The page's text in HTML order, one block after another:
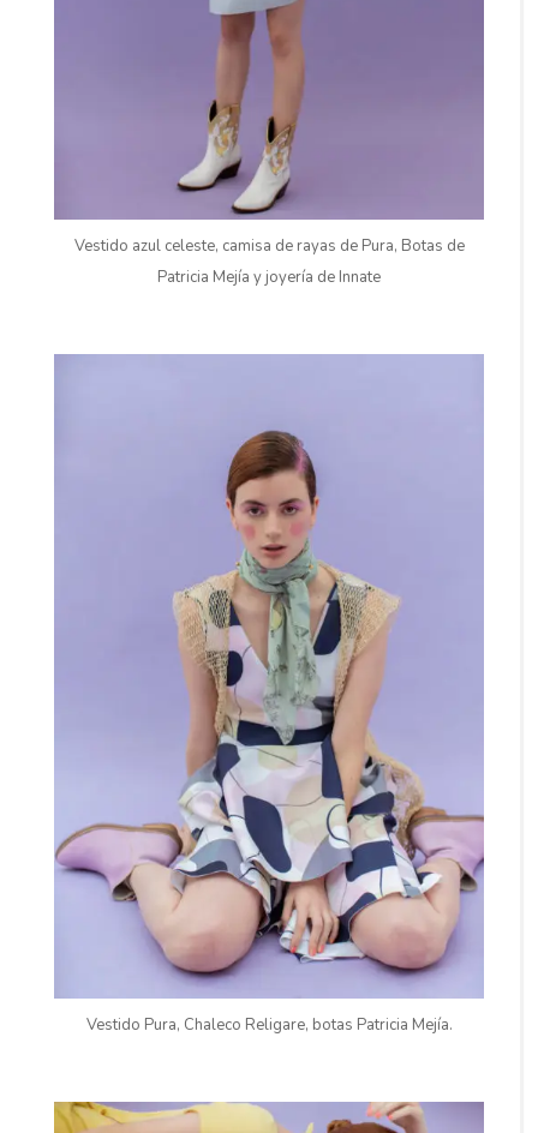
Vestido azul celeste, camisa de rayas de Pura, Botas de
Patricia Mejía y joyería de Innate
Vestido Pura, Chaleco Religare, botas Patricia Mejía.